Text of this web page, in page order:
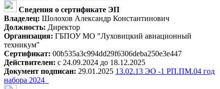
Сведения о сертификате ЭП
Владелец: Шолохов Александр Константинович
Должность: Директор
Организация: ГБПОУ МО "Луховицкий авиационный
техникум"
Сертификат: 00b535a3c994dd29f6306deba250e3e447
Действителен: с 24.09.2024 до 18.12.2025
Документ подписан: 29.01.2025 13.02.13 ЭО -1 РП.ПМ.04 год
набора 2024_